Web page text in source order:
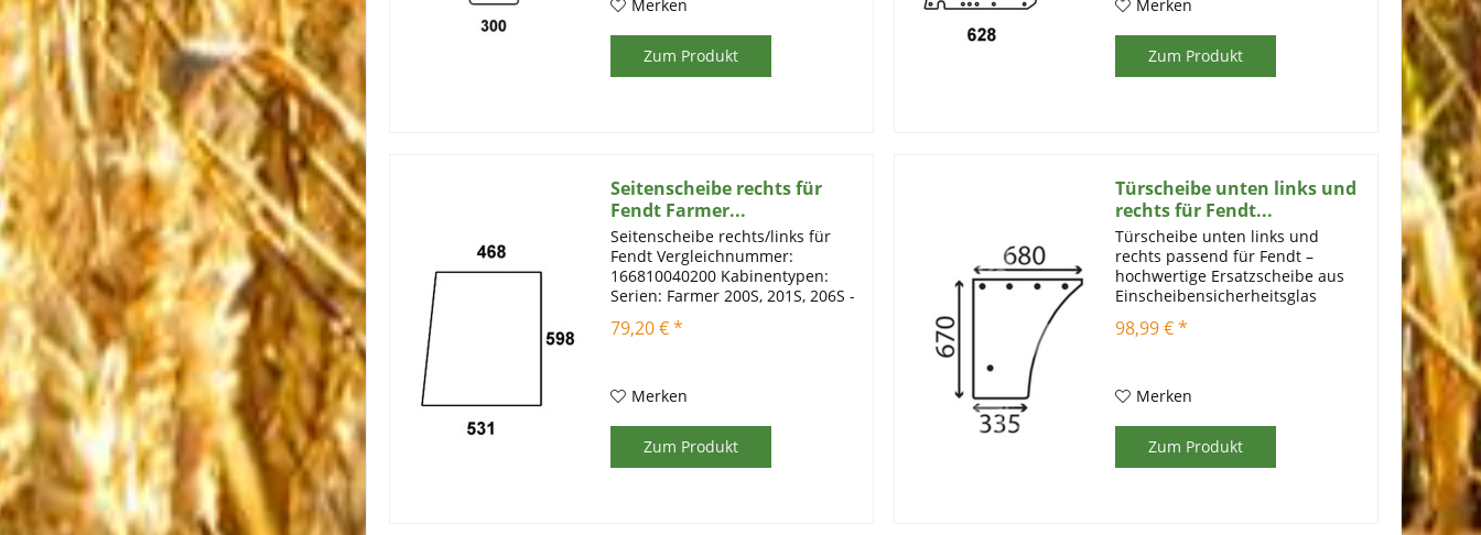
Merken
Zum Produkt
Merken
Zum Produkt
Seitenscheibe rechts für
Fendt Farmer...
Seitenscheibe rechts/links für
Fendt Vergleichnummer:
166810040200 Kabinentypen:
Serien: Farmer 200S, 201S, 206S -
Einscheibensicherheitsglas mit
79,20 € *
Merken
Zum Produkt
Türscheibe unten links und
rechts für Fendt...
Türscheibe unten links und
rechts passend für Fendt –
hochwertige Ersatzscheibe aus
Einscheibensicherheitsglas
maximale Sicherheit: Unsere
ideale...
98,99 € *
Merken
Zum Produkt